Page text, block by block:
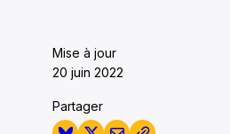
Mise à jour
20 juin 2022
Partager